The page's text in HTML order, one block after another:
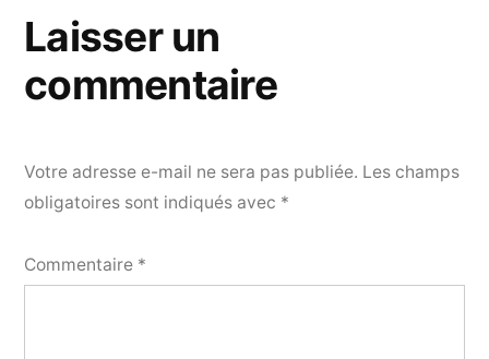
Laisser un
commentaire
Votre adresse e-mail ne sera pas publiée. Les champs
obligatoires sont indiqués avec *
Commentaire *